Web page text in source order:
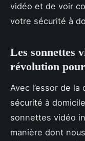
vidéo et de voir
votre sécurité à
Les sonnettes
révolution
Avec l’essor de
sécurité à
sonnettes vidéo
manière dont